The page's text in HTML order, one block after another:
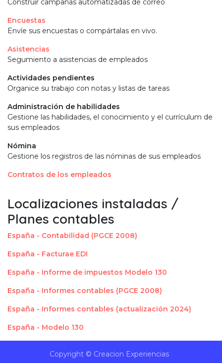
Construir campañas automatizadas de correo
Encuestas
Envíe sus encuestas o compártalas en vivo.
Asistencias
Segumiento a asistencias de empleados
Actividades pendientes
Organice su trabajo con notas y listas de tareas
Administración de habilidades
Gestione las habilidades, el conocimiento y el currículum de
sus empleados
Nómina
Gestione los registros de las nóminas de sus empleados
Contratos de los empleados
Localizaciones instaladas /
Planes contables
España - Contabilidad (PGCE 2008)
España - Facturae EDI
España - Informe de impuestos Modelo 130
España - Informes contables (PGCE 2008)
España - Informes contables (actualización 2024)
España - Modelo 130
Copyright © Creacion Experiencias